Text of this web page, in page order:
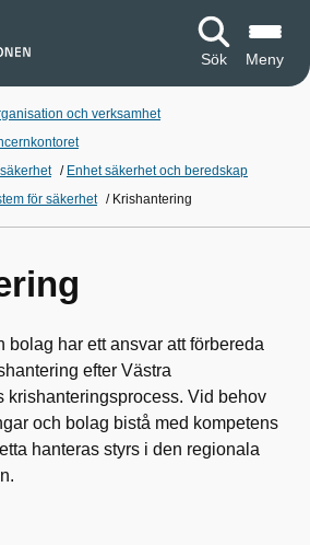
Sök Meny
och verksamhet
/ Enhet säkerhet och beredskap
för säkerhet / Krishantering
bolag har ett ansvar att förbereda
efter Västra
krishanteringsprocess. Vid behov
och bolag bistå med kompetens
hanteras styrs i den regionala